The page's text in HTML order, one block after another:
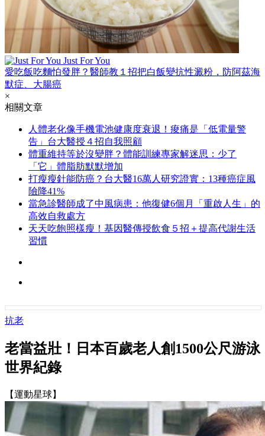
Just For You
愛吃飯吃麵怕發胖？醫師教１招把白飯變抗性澱粉，防阿茲海
默症、大腸癌
×
相關文章
人體老化像手機電池健康度衰退！痠痛是「低電量警
告」台大醫授４招自我照顧
體重維持等於沒變胖？體能訓練專家解迷思：少了
「它」體脂肪默默增加
打瘦瘦針能防癌？台大醫16萬人研究證實：13種癌症風
險降41%
當急診醫師成了中風病患：他復健6個月「重啟人生」的
高效自救處方
天天吃飽照樣瘦！基因醫傳授飲食５招＋提高代謝生活
習慣
抗老
老當益壯！日本百歲老人創1500公尺游泳
世界紀錄
【運動星球】